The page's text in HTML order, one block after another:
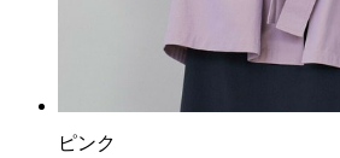
ピンク